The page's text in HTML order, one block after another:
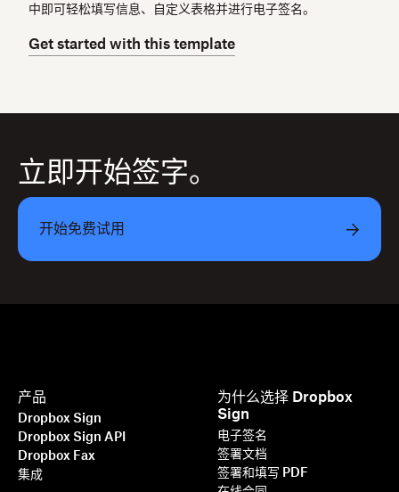
中即可轻松填写信息、自定义表格并进行电子签名。
Get started with this template
立即开始签字。
开始免费试用
产品
Dropbox Sign
Dropbox Sign API
Dropbox Fax
集成
为什么选择 Dropbox
Sign
电子签名
签署文档
签署和填写 PDF